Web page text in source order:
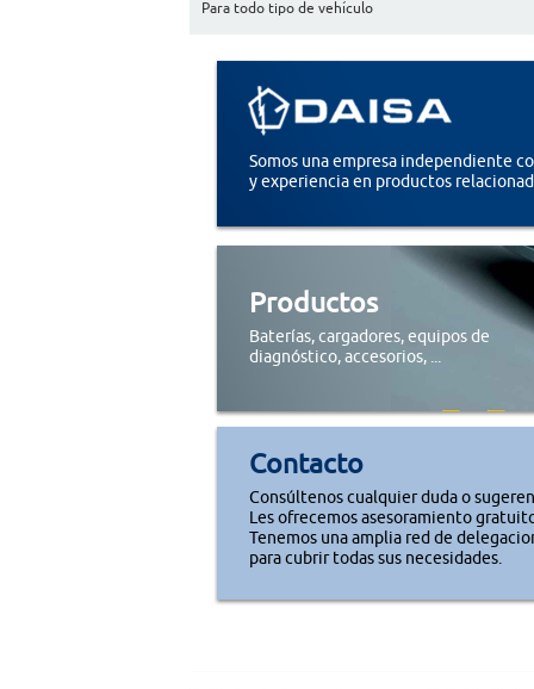
Para todo tipo de vehículo
Somos una empresa independiente
y experiencia en productos
Productos
Baterías, cargadores, equipos de
diagnóstico, accesorios, ...
Contacto
Consúltenos cualquier duda o
Les ofrecemos asesoramiento
Tenemos una amplia red de
para cubrir todas sus necesidades.